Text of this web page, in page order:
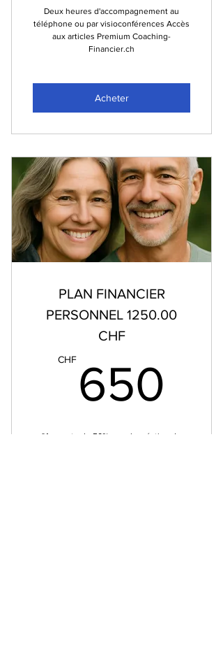
Deux heures d'accompagnement au
téléphone ou par visioconférences Accès
aux articles Premium Coaching-
Financier.ch
Acheter
PLAN FINANCIER
PERSONNEL 1250.00
CHF
CHF 650
"Acompte de 50% pour la création de